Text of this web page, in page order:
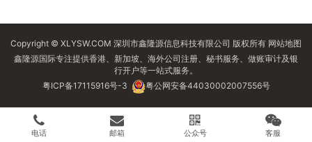
Copyright © XLYSW.COM 深圳市鑫隆源信息科技有限公司 版权所有 网站地图
鑫隆源国际专注提供香港、新加坡、海外公司注册、秘书服务、做账审计及银
行开户等一站式服务。
粤ICP备17115916号-3
粤公网安备44030002007556号
电话 邮箱 公众号 客服